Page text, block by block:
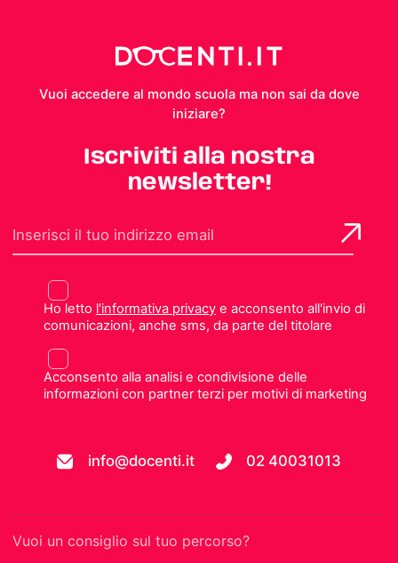
Vuoi accedere al mondo scuola ma non sai da dove
iniziare?
Iscriviti alla nostra
newsletter!
Ho letto l'informativa privacye acconsento all'invio di
comunicazioni, anche sms, da parte del titolare
Acconsento alla analisi e condivisione delle
informazioni con partner terzi per motivi di marketing
info@docenti.it 02 40031013
Vuoi un consiglio sul tuo percorso?